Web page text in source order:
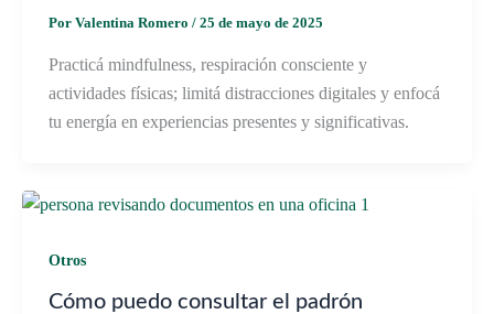
Por Valentina Romero / 25 de mayo de 2025
Practicá mindfulness, respiración consciente y
actividades físicas; limitá distracciones digitales y enfocá
tu energía en experiencias presentes y significativas.
Otros
Cómo puedo consultar el padrón